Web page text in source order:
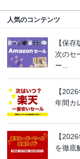
人気のコンテンツ
【保
次のセ
ー...
【
年間カ
【
を徹底